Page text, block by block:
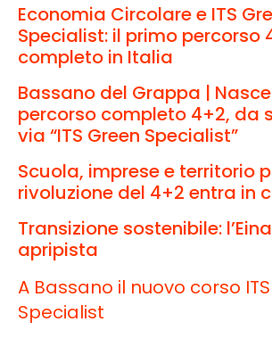
Economia Circolare e ITS
Specialist: il primo percorso
completo in Italia
Bassano del Grappa |
percorso completo 4+2, da
via “ITS Green Specialist”
Scuola, imprese e territorio
rivoluzione del 4+2 entra in
Transizione sostenibile:
apripista
A Bassano il nuovo corso
Specialist